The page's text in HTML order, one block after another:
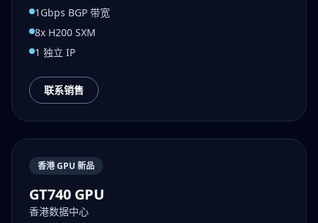
1Gbps BGP 带宽
8x H200 SXM
1 独立 IP
联系销售
香港 GPU 新品
GT740 GPU
香港数据中心